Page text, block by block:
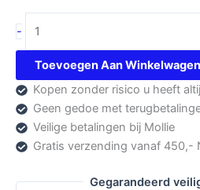
-
International
Rectifier
aantal
Toevoegen Aan Winkelwagen
Kopen zonder risico u heeft
Geen gedoe met
Veilige betalingen bij Mollie
Gratis verzending vanaf 450,-
Gegarandeerd